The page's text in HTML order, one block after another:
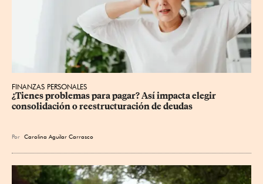
FINANZAS PERSONALES
¿Tienes problemas para pagar? Así impacta elegir
consolidación o reestructuración de deudas
Por Carolina Aguilar Carrasco